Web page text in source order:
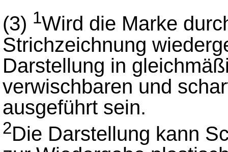
(3) 1Wird die Marke
Strichzeichnung
Darstellung in
verwischbaren und
ausgeführt sein.
2Die Darstellung kann